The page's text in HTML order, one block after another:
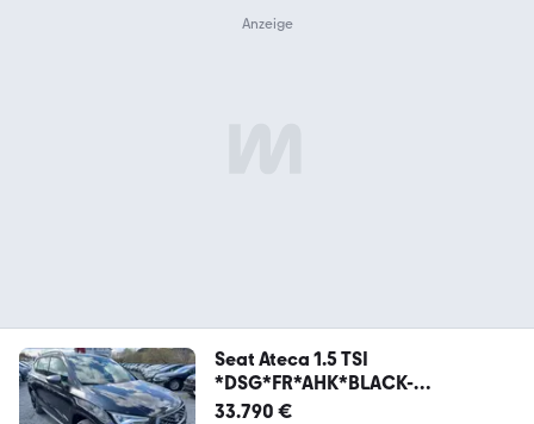
Seat Ateca 1.5 TSI
*DSG*FR*AHK*BLACK-
EDITION*PDC+KAME
33.790 €